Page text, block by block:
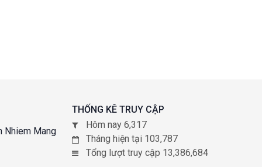
THỐNG KÊ TRUY CẬP
Hôm nay 6,317
Tháng hiện tại 103,787
Tổng lượt truy cập 13,386,684